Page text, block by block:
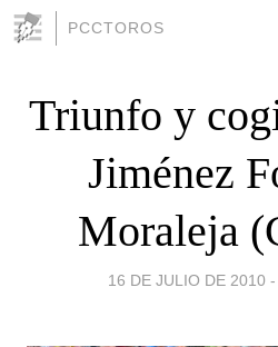
PCCTOROS
Triunfo y
Jiménez
Moraleja
16 DE JULIO DE 2010